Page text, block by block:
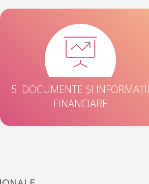
5. DOCUMENTE ȘI INFORMAȚII
FINANCIARE